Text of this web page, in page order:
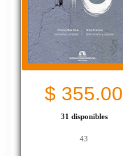
$ 355.00
31 disponibles
43